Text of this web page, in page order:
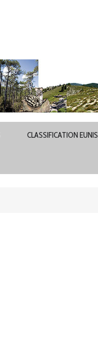
CLASSIFICATION EUNIS